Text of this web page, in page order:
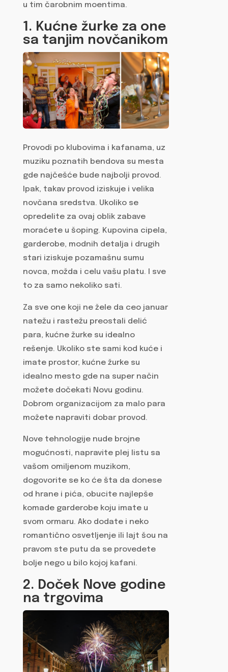
u tim čarobnim moentima.
1. Kućne žurke za one
sa tanjim novčanikom
Provodi po klubovima i kafanama, uz
muziku poznatih bendova su mesta
gde najčešće bude najbolji provod.
Ipak, takav provod iziskuje i velika
novčana sredstva. Ukoliko se
opredelite za ovaj oblik zabave
moraćete u šoping. Kupovina cipela,
garderobe, modnih detalja i drugih
stari iziskuje pozamašnu sumu
novca, možda i celu vašu platu. I sve
to za samo nekoliko sati.
Za sve one koji ne žele da ceo januar
natežu i rastežu preostali delić
para, kućne žurke su idealno
rešenje. Ukoliko ste sami kod kuće i
imate prostor, kućne žurke su
idealno mesto gde na super način
možete dočekati Novu godinu.
Dobrom organizacijom za malo para
možete napraviti dobar provod.
Nove tehnologije nude brojne
mogućnosti, napravite plej listu sa
vašom omiljenom muzikom,
dogovorite se ko će šta da donese
od hrane i pića, obucite najlepše
komade garderobe koju imate u
svom ormaru. Ako dodate i neko
romantično osvetljenje ili lajt šou na
pravom ste putu da se provedete
bolje nego u bilo kojoj kafani.
2. Doček Nove godine
na trgovima